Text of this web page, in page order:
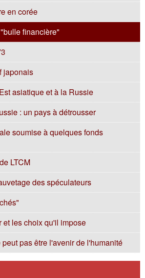
en corée
financière"
japonais
asiatique et à la Russie
: un pays à détrousser
soumise à quelques fonds
LTCM
des spéculateurs
et les choix qu'il impose
pas être l'avenir de l'humanité